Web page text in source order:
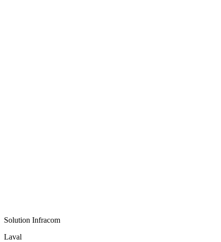
Solution Infracom
Laval